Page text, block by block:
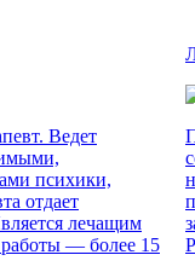
Ведет
психики,
отдает
лечащим
— более 15